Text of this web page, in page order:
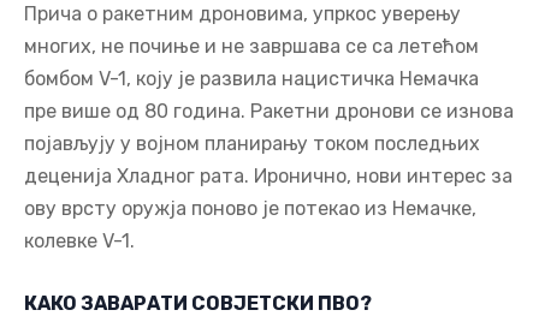
Прича о ракетним дроновима, упркос уверењу
многих, не почиње и не завршава се са летећом
бомбом V-1, коју је развила нацистичка Немачка
пре више од 80 година. Ракетни дронови се изнова
појављују у војном планирању током последњих
деценија Хладног рата. Иронично, нови интерес за
ову врсту оружја поново је потекао из Немачке,
колевке V-1.
КАКО ЗАВАРАТИ СОВЈЕТСКИ ПВО?